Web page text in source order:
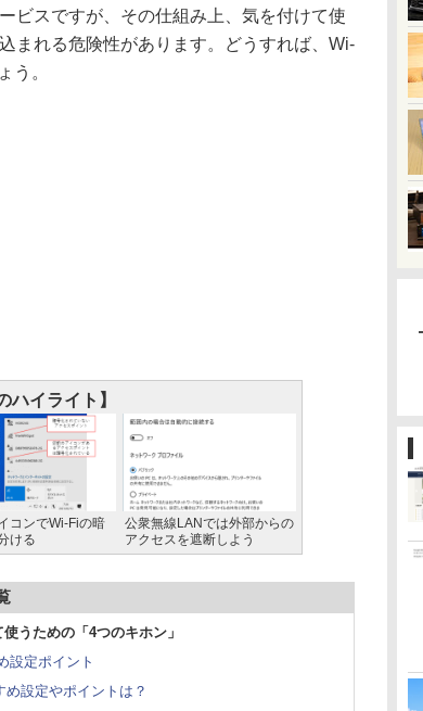
ビスですが、その仕組み上、気を付けて使
まれる危険性があります。どうすれば、Wi-
う。
ハイライト】
コンでWi-Fiの暗
ける
公衆無線LANでは外部からの
アクセスを遮断しよう
うための「4つのキホン」
設定ポイント
設定やポイントは？